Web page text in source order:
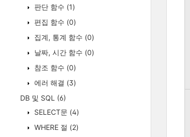
판단 함수 (1)
편집 함수 (0)
집계, 통계 함수 (0)
날짜, 시간 함수 (0)
참조 함수 (0)
에러 해결 (3)
DB 및 SQL (6)
SELECT문 (4)
WHERE 절 (2)